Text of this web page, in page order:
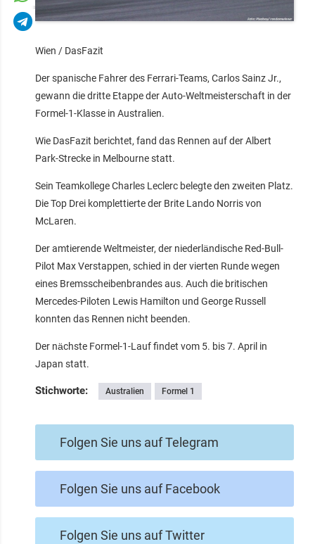
Wien / DasFazit
Der spanische Fahrer des Ferrari-Teams, Carlos Sainz Jr.,
gewann die dritte Etappe der Auto-Weltmeisterschaft in der
Formel-1-Klasse in Australien.
Wie DasFazit berichtet, fand das Rennen auf der Albert
Park-Strecke in Melbourne statt.
Sein Teamkollege Charles Leclerc belegte den zweiten Platz.
Die Top Drei komplettierte der Brite Lando Norris von
McLaren.
Der amtierende Weltmeister, der niederländische Red-Bull-
Pilot Max Verstappen, schied in der vierten Runde wegen
eines Bremsscheibenbrandes aus. Auch die britischen
Mercedes-Piloten Lewis Hamilton und George Russell
konnten das Rennen nicht beenden.
Der nächste Formel-1-Lauf findet vom 5. bis 7. April in
Japan statt.
Stichworte: Australien Formel 1
Folgen Sie uns auf Telegram
Folgen Sie uns auf Facebook
Folgen Sie uns auf Twitter